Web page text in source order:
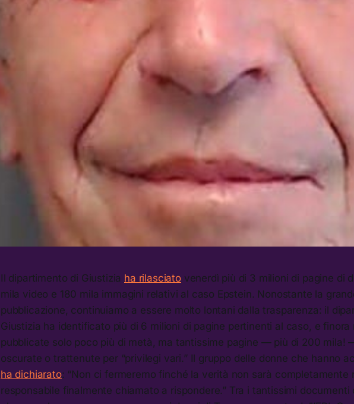
Il dipartimento di Giustizia ha rilasciatovenerdì più di 3 milioni di pagine di
mila video e 180 mila immagini relativi al caso Epstein. Nonostante la
pubblicazione, continuiamo a essere molto lontani dalla trasparenza: il
Giustizia ha identificato più di 6 milioni di pagine pertinenti al caso, e finora
pubblicate solo poco più di metà, ma tantissime pagine — più di 200 mila!
oscurate o trattenute per “privilegi vari.” Il gruppo delle donne che hanno
ha dichiarato: “Non ci fermeremo finché la verità non sarà completamente
responsabile finalmente chiamato a rispondere.” Tra i tantissimi documenti